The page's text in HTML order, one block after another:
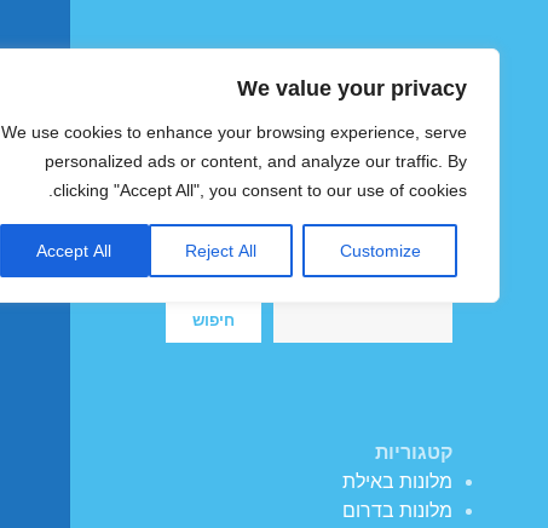
We value your privacy
We use cookies to enhance your browsing experience, serve
personalized ads or content, and analyze our traffic. By
clicking "Accept All", you consent to our use of cookies.
Customize
Reject All
Accept All
צימרים ומלונות זולים בישראל
חיפוש
חיפוש
קטגוריות
מלונות באילת
מלונות בדרום